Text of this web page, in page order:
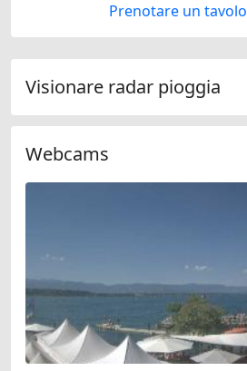
Prenotare un tavolo
Visionare radar pioggia
Webcams